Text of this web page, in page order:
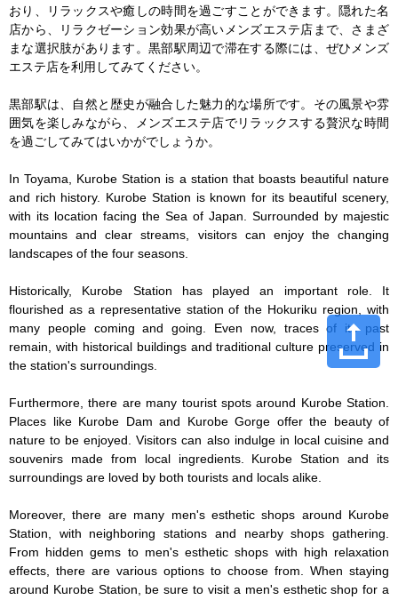
おり、リラックスや癒しの時間を過ごすことができます。隠れた名
店から、リラクゼーション効果が高いメンズエステ店まで、さまざ
まな選択肢があります。黒部駅周辺で滞在する際には、ぜひメンズ
エステ店を利用してみてください。
黒部駅は、自然と歴史が融合した魅力的な場所です。その風景や雰
囲気を楽しみながら、メンズエステ店でリラックスする贅沢な時間
を過ごしてみてはいかがでしょうか。
In Toyama, Kurobe Station is a station that boasts beautiful nature
and rich history. Kurobe Station is known for its beautiful scenery,
with its location facing the Sea of Japan. Surrounded by majestic
mountains and clear streams, visitors can enjoy the changing
landscapes of the four seasons.
Historically, Kurobe Station has played an important role. It
flourished as a representative station of the Hokuriku region, with
many people coming and going. Even now, traces of its past
remain, with historical buildings and traditional culture preserved in
the station's surroundings.
Furthermore, there are many tourist spots around Kurobe Station.
Places like Kurobe Dam and Kurobe Gorge offer the beauty of
nature to be enjoyed. Visitors can also indulge in local cuisine and
souvenirs made from local ingredients. Kurobe Station and its
surroundings are loved by both tourists and locals alike.
Moreover, there are many men's esthetic shops around Kurobe
Station, with neighboring stations and nearby shops gathering.
From hidden gems to men's esthetic shops with high relaxation
effects, there are various options to choose from. When staying
around Kurobe Station, be sure to visit a men's esthetic shop for a